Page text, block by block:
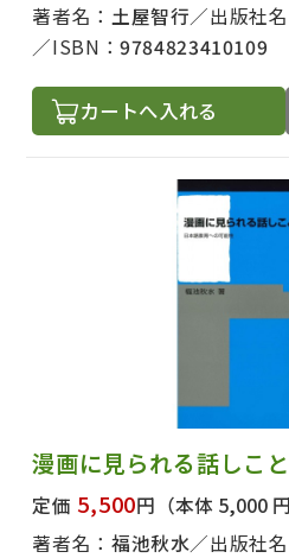
著者名： 土屋智行 出版社名
ISBN：9784823410109
カートへ入れる
漫画に見られる話しこ
定価 5,500円 （本体 5,000 円
著者名： 福池秋水 出版社名